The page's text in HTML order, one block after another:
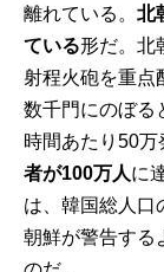
離れている。北
ている形だ。北
射程火砲を重点
数千門にのぼる
時間あたり50
者が100万人に
は、韓国総人口
朝鮮が警告する